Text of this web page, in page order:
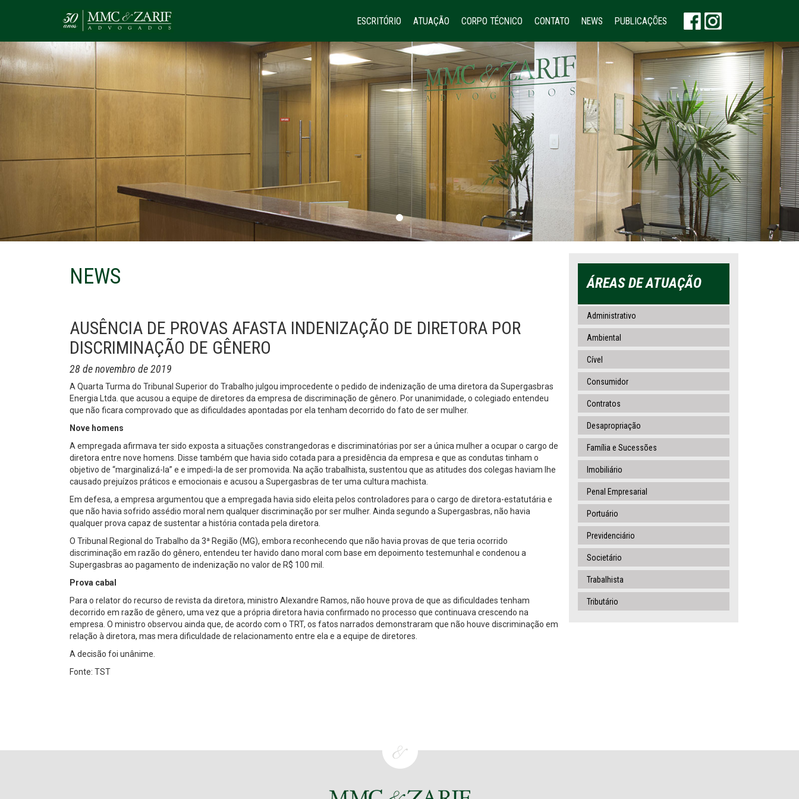
ESCRITÓRIO ATUAÇÃO CORPO TÉCNICO CONTATO NEWS PUBLICAÇÕES
NEWS
AUSÊNCIA DE PROVAS AFASTA INDENIZAÇÃO DE DIRETORA POR
DISCRIMINAÇÃO DE GÊNERO
28 de novembro de 2019
A Quarta Turma do Tribunal Superior do Trabalho julgou improcedente o pedido de indenização de uma diretora da Supergasbras
Energia Ltda. que acusou a equipe de diretores da empresa de discriminação de gênero. Por unanimidade, o colegiado entendeu
que não ficara comprovado que as dificuldades apontadas por ela tenham decorrido do fato de ser mulher.
Nove homens
A empregada afirmava ter sido exposta a situações constrangedoras e discriminatórias por ser a única mulher a ocupar o cargo de
diretora entre nove homens. Disse também que havia sido cotada para a presidência da empresa e que as condutas tinham o
objetivo de “marginalizá-la” e e impedi-la de ser promovida. Na ação trabalhista, sustentou que as atitudes dos colegas haviam lhe
causado prejuízos práticos e emocionais e acusou a Supergasbras de ter uma cultura machista.
Em defesa, a empresa argumentou que a empregada havia sido eleita pelos controladores para o cargo de diretora-estatutária e
que não havia sofrido assédio moral nem qualquer discriminação por ser mulher. Ainda segundo a Supergasbras, não havia
qualquer prova capaz de sustentar a história contada pela diretora.
O Tribunal Regional do Trabalho da 3ª Região (MG), embora reconhecendo que não havia provas de que teria ocorrido
discriminação em razão do gênero, entendeu ter havido dano moral com base em depoimento testemunhal e condenou a
Supergasbras ao pagamento de indenização no valor de R$ 100 mil.
Prova cabal
Para o relator do recurso de revista da diretora, ministro Alexandre Ramos, não houve prova de que as dificuldades tenham
decorrido em razão de gênero, uma vez que a própria diretora havia confirmado no processo que continuava crescendo na
empresa. O ministro observou ainda que, de acordo com o TRT, os fatos narrados demonstraram que não houve discriminação em
relação à diretora, mas mera dificuldade de relacionamento entre ela e a equipe de diretores.
A decisão foi unânime.
Fonte: TST
ÁREAS DE ATUAÇÃO
Administrativo
Ambiental
Cível
Consumidor
Contratos
Desapropriação
Família e Sucessões
Imobiliário
Penal Empresarial
Portuário
Previdenciário
Societário
Trabalhista
Tributário